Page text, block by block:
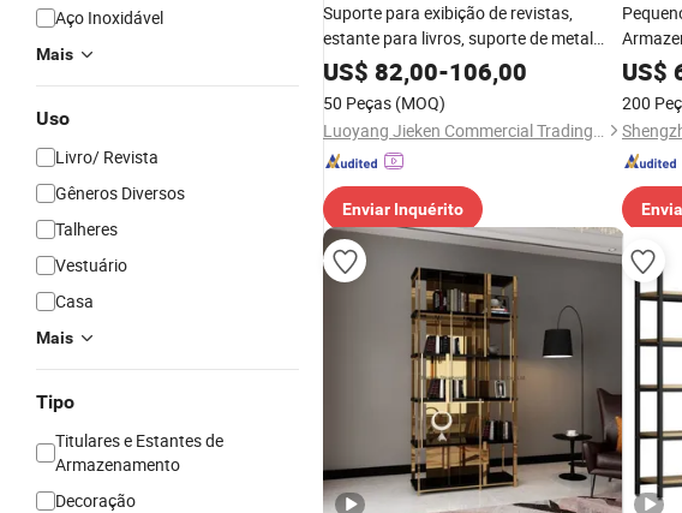
Aço Inoxidável
Mais
Uso
Livro/ Revista
Gêneros Diversos
Talheres
Vestuário
Casa
Mais
Tipo
Titulares e Estantes de
Armazenamento
Decoração
Suporte para exibição de revistas,
estante para livros, suporte de metal
para exibição
US$ 82,00-106,00
50 Peças (MOQ)
Luoyang Jieken Commercial Trading Co., Ltd.
Enviar Inquérito
Livros
US$
200